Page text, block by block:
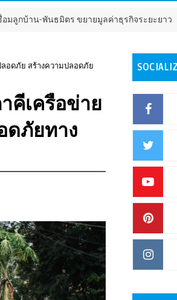
ขยายมูลค่าธุรกิจระยะยาว ENERGY
อดภัย สร้างความปลอดภัย
คีเครือข่าย
ดภัยทาง